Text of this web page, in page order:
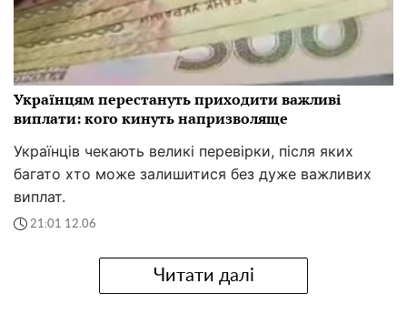
Українцям перестануть приходити важливі
виплати: кого кинуть напризволяще
Українців чекають великі перевірки, після яких
багато хто може залишитися без дуже важливих
виплат.
21:01 12.06
Читати далі